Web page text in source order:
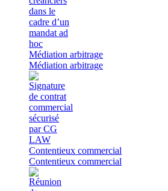
Médiation arbitrage
Médiation arbitrage
Contentieux commercial
Contentieux commercial